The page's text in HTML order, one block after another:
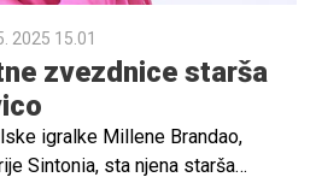
2025 15.01
zvezdnice starša
igralke Millene Brandao,
Sintonia, sta njena starša